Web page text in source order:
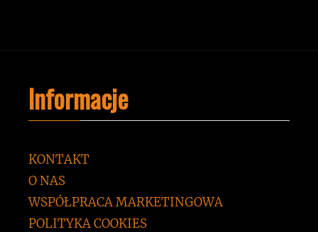
Informacje
KONTAKT
O NAS
WSPÓŁPRACA MARKETINGOWA
POLITYKA COOKIES